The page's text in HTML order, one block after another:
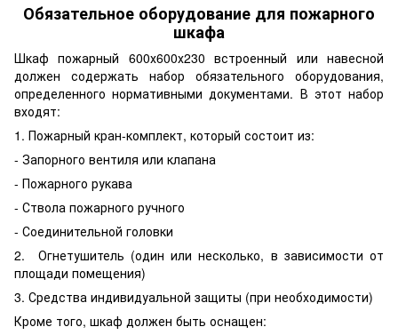
Обязательное оборудование для пожарного
шкафа
Шкаф пожарный 600х600х230 встроенный или навесной
должен содержать набор обязательного оборудования,
определенного нормативными документами. В этот набор
входят:
1. Пожарный кран-комплект, который состоит из:
- Запорного вентиля или клапана
- Пожарного рукава
- Ствола пожарного ручного
- Соединительной головки
2. Огнетушитель (один или несколько, в зависимости от
площади помещения)
3. Средства индивидуальной защиты (при необходимости)
Кроме того, шкаф должен быть оснащен: